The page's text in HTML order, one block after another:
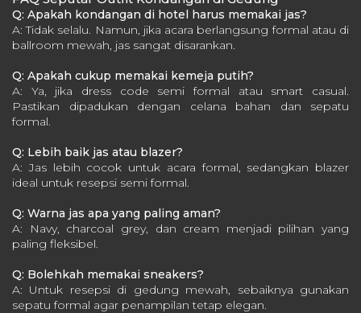
Q: Apakah kondangan di hotel harus memakai jas?
A: Tidak selalu. Namun, jika acara berlangsung formal atau di
ballroom mewah, jas sangat disarankan.
Q: Apakah cukup memakai kemeja putih?
A: Ya, jika dress code semi formal atau smart casual.
Pastikan dipadukan dengan celana bahan dan sepatu
formal.
Q: Lebih baik jas atau blazer?
A: Jas lebih cocok untuk acara formal, sedangkan blazer
ideal untuk resepsi semi formal.
Q: Warna jas apa yang paling aman?
A: Navy, charcoal grey, dan cream menjadi pilihan yang
paling fleksibel.
Q: Bolehkah memakai sneakers?
A: Untuk resepsi di gedung mewah, sebaiknya gunakan
sepatu formal agar penampilan tetap elegan.